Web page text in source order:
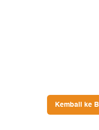
Kembali ke